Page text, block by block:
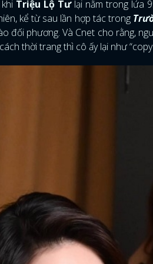
Triệu Lộ Tưlại nằm trong lứa
kể từ sau lần hợp tác trong
đối phương. Và Cnet cho rằng,
thời trang thì cô ấy lại như